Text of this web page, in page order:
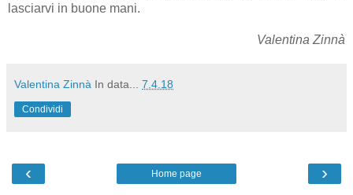
lasciarvi in buone mani.
Valentina Zinnà
Valentina Zinnà In data... 7.4.18
Condividi
‹ ›
Home page